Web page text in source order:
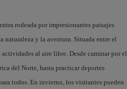
rodeada por impresionantes paisajes
naturaleza y la aventura. Situada entre el
al aire libre. Desde caminar por el
del Norte, hasta practicar deportes
todos. En invierno, los visitantes pueden